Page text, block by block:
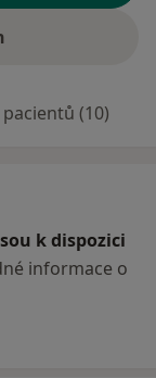
(10)
k dispozici
informace o